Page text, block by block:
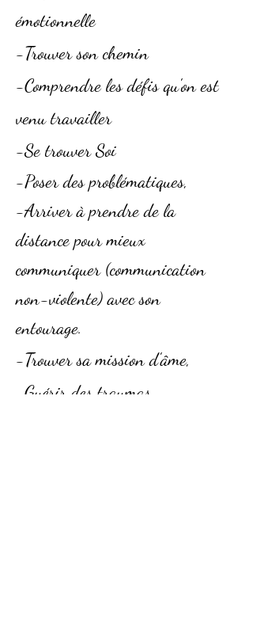
émotionnelle
-Trouver son chemin
-Comprendre les défis qu'on est
venu travailler
-Se trouver Soi
-Poser des problématiques,
-Arriver à prendre de la
distance pour mieux
communiquer (communication
non-violente) avec son
entourage.
-Trouver sa mission d'âme,
-Guérir des traumas,